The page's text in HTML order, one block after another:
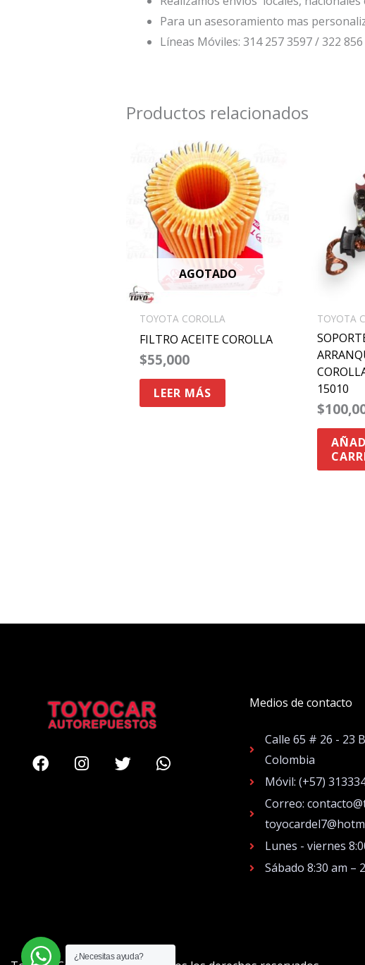
Para un asesoramiento mas
Líneas Móviles: 314 257 3597 / 322
Productos relacionados
AGOTADO
TOYOTA COROLLA
FILTRO ACEITE COROLLA
$55,000
LEER MÁS
TOYOTA
15010
$
FacebookInstagram
TwitterWhatsapp
Medios de contacto
Calle 65 # 26 - 23
Colombia
Móvil: (+57)
Correo:
Lunes - viernes
Sábado 8:30 am –
¿Necesitas ayuda?